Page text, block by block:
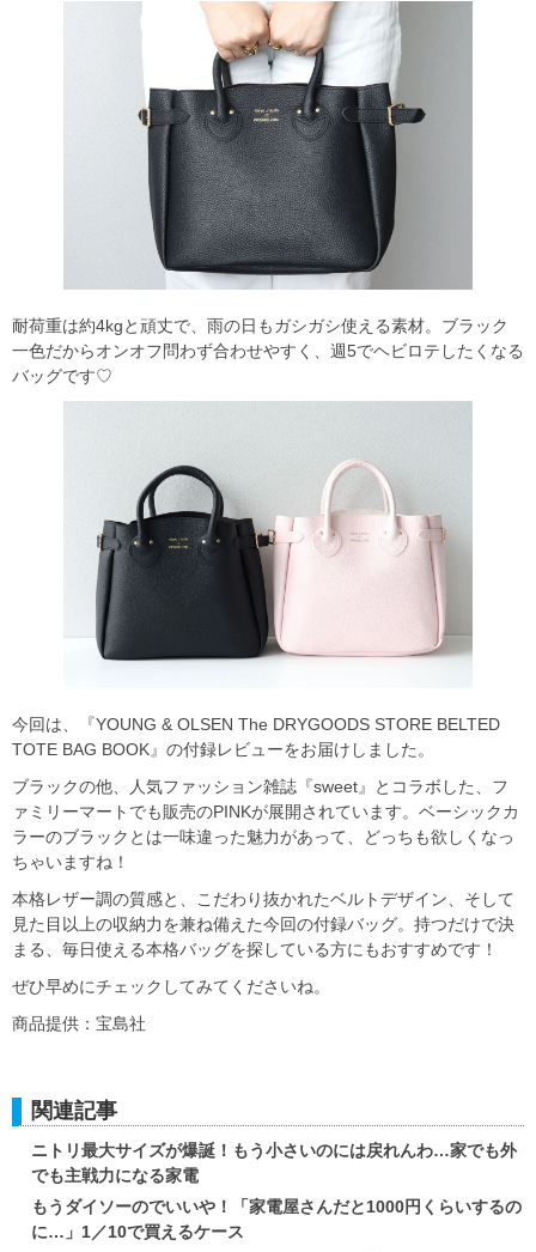
耐荷重は約4kgと頑丈で、雨の日もガシガシ使える素材。ブラック
一色だからオンオフ問わず合わせやすく、週5でヘビロテしたくなる
バッグです♡
今回は、『YOUNG & OLSEN The DRYGOODS STORE BELTED
TOTE BAG BOOK』の付録レビューをお届けしました。
ブラックの他、人気ファッション雑誌『sweet』とコラボした、フ
ァミリーマートでも販売のPINKが展開されています。ベーシックカ
ラーのブラックとは一味違った魅力があって、どっちも欲しくなっ
ちゃいますね！
本格レザー調の質感と、こだわり抜かれたベルトデザイン、そして
見た目以上の収納力を兼ね備えた今回の付録バッグ。持つだけで決
まる、毎日使える本格バッグを探している方にもおすすめです！
ぜひ早めにチェックしてみてくださいね。
商品提供：宝島社
関連記事
ニトリ最大サイズが爆誕！もう小さいのには戻れんわ…家でも外
でも主戦力になる家電
もうダイソーのでいいや！「家電屋さんだと1000円くらいするの
に…」1／10で買えるケース